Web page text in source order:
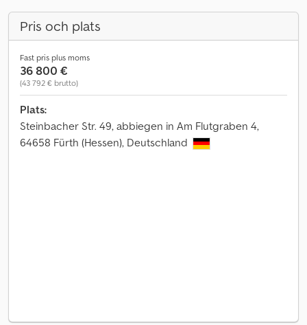
Pris och plats
Fast pris plus moms
36 800 €
(43 792 € brutto)
Plats:
Steinbacher Str. 49, abbiegen in Am Flutgraben 4,
64658 Fürth (Hessen), Deutschland